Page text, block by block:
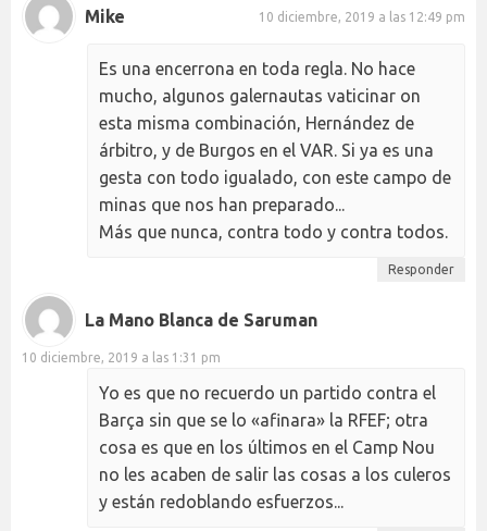
Mike 10 diciembre, 2019 a las 12:49 pm
Es una encerrona en toda regla. No hace
mucho, algunos galernautas vaticinar on
esta misma combinación, Hernández de
árbitro, y de Burgos en el VAR. Si ya es una
gesta con todo igualado, con este campo de
minas que nos han preparado...
Más que nunca, contra todo y contra todos.
Responder
La Mano Blanca de Saruman
10 diciembre, 2019 a las 1:31 pm
Yo es que no recuerdo un partido contra el
Barça sin que se lo «afinara» la RFEF; otra
cosa es que en los últimos en el Camp Nou
no les acaben de salir las cosas a los culeros
y están redoblando esfuerzos...